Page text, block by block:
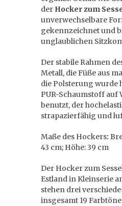
der Hocker zum
unverwechselbare
gekennzeichnet und
unglaublichen
Der stabile Rahmen
Metall, die Füße aus
die Polsterung wurde
PUR-Schaumstoff auf
benutzt, der
strapazierfähig und
Maße des Hockers:
43 cm; Höhe: 39 cm
Der Hocker zum
Estland in Kleinserie
stehen drei
insgesamt 19